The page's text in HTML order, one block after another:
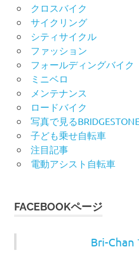
クロスバイク
サイクリング
シティサイクル
ファッション
フォールディングバイク
ミニベロ
メンテナンス
ロードバイク
写真で見る
子ども乗せ自転車
注目記事
電動アシスト自転車
FACEBOOKページ
Bri-Chan